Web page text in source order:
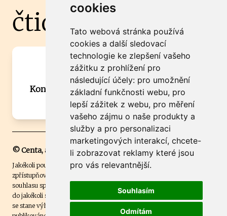
cookies
Tato webová stránka používá
cookies a další sledovací
technologie ke zlepšení vašeho
zážitku z prohlížení pro
následující účely: pro umožnění
základní funkčnosti webu, pro
lepší zážitek z webu, pro měření
vašeho zájmu o naše produkty a
služby a pro personalizaci
marketingových interakcí, chcete-
li zobrazovat reklamy které jsou
pro vás relevantnější.
Souhlasím
Odmítám
čtidoma.cz
Máte zajímavou informaci? Chcete
spolupracovat?
Kontaktujte šéfredaktora Martina Chalupu:
chalupa@ctidoma.cz
© Centa, a.s.
Jakékoli použití obsahu včetně převzetí, šíření či dalšího užití a
zpřístupňování textových či obrazových materiálů bez písemného
souhlasu společnosti Centa,a.s. je zakázáno. Čtenář svým přihlášením
do jakékoli soutěže na našem webu dává souhlas s tím, že v případě, že
se stane výhercem této soutěže, může být jeho jméno na webu